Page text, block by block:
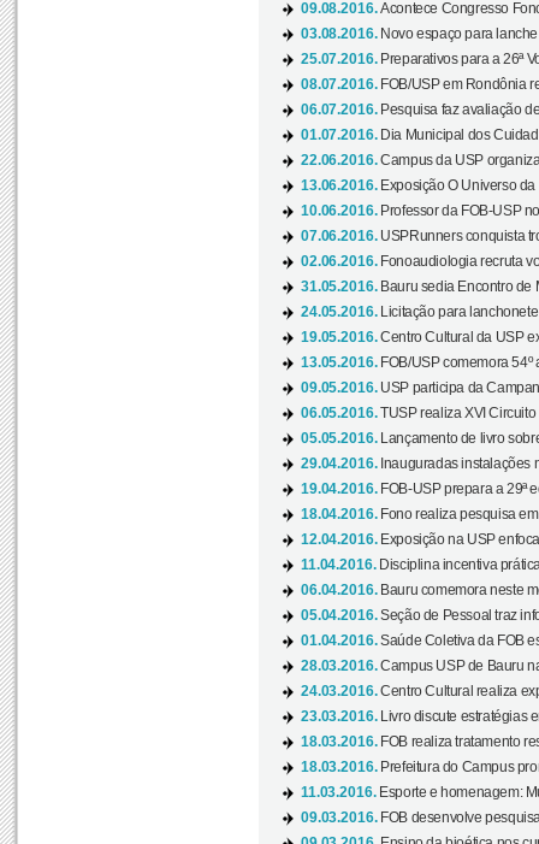
09.08.2016.Acontece Congresso
03.08.2016. Novo espaço para
25.07.2016. Preparativos para a 26ª
08.07.2016. FOB/USP em Rondônia
06.07.2016. Pesquisa faz avaliação
01.07.2016. Dia Municipal dos
22.06.2016.Campus da USP
13.06.2016. Exposição O Universo
10.06.2016. Professor da FOB-USP
07.06.2016. USPRunners conquista
02.06.2016. Fonoaudiologia recruta
31.05.2016. Bauru sedia Encontro de
24.05.2016.
Licitação para
19.05.2016.Centro Cultural da USP
13.05.2016. FOB/USP comemora
09.05.2016. USP participa da
06.05.2016.TUSP realiza XVI Circuito
05.05.2016.
Lançamento de livro
29.04.2016. Inauguradas instalações
19.04.2016. FOB-USP prepara a 29ª
18.04.2016. Fono realiza pesquisa
12.04.2016. Exposição na USP
11.04.2016. Disciplina incentiva
06.04.2016. Bauru comemora neste
05.04.2016.Seção de Pessoal traz
01.04.2016.Saúde Coletiva da FOB
28.03.2016.Campus USP de Bauru
24.03.2016.Centro Cultural realiza
23.03.2016.
Livro discute estratégias
18.03.2016. FOB realiza tratamento
18.03.2016. Prefeitura do Campus
11.03.2016. Esporte e homenagem:
09.03.2016. FOB desenvolve